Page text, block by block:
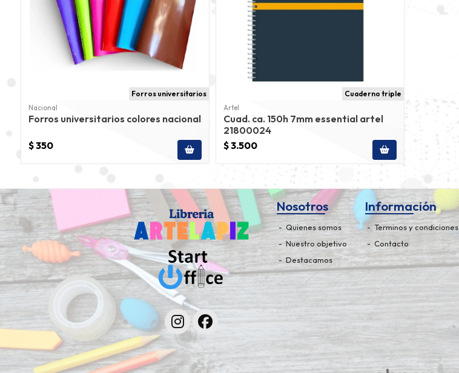
Forros universitarios
Nacional
Forros universitarios colores nacional
$ 350
Cuaderno triple
Artel
Cuad. ca. 150h 7mm essential artel
21800024
$ 3.500
Nosotros
Quienes somos
Nuestro objetivo
Destacamos
Información
Terminos y condiciones
Contacto